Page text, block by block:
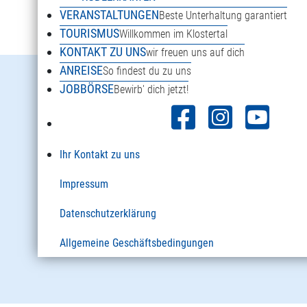
VERANSTALTUNGENBeste Unterhaltung garantiert
TOURISMUSWillkommen im Klostertal
KONTAKT ZU UNSwir freuen uns auf dich
ANREISESo findest du zu uns
JOBBÖRSEBewirb' dich jetzt!
Ihr Kontakt zu uns
Impressum
Datenschutzerklärung
Allgemeine Geschäftsbedingungen
Danöfen 125a
6754 Klösterle am Arlberg
+43 5582 2920